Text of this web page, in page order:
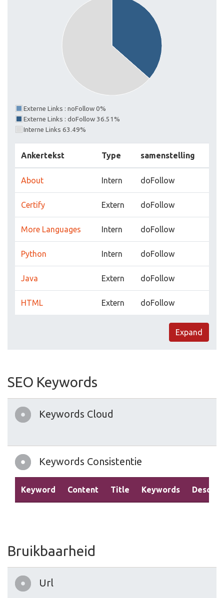
Externe Links : noFollow 0%
Externe Links : doFollow 36.51%
Interne Links 63.49%
Ankertekst Type samenstelling
About Intern doFollow
Certify Extern doFollow
More Languages Intern doFollow
Python Intern doFollow
Java Extern doFollow
HTML Extern doFollow
Expand
SEO Keywords
Keywords Cloud
Keywords Consistentie
Keyword Content Title Keywords
Bruikbaarheid
Url